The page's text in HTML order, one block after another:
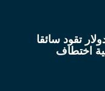
: رحلة بـ 600 دولار تقود سائقا
اختطاف